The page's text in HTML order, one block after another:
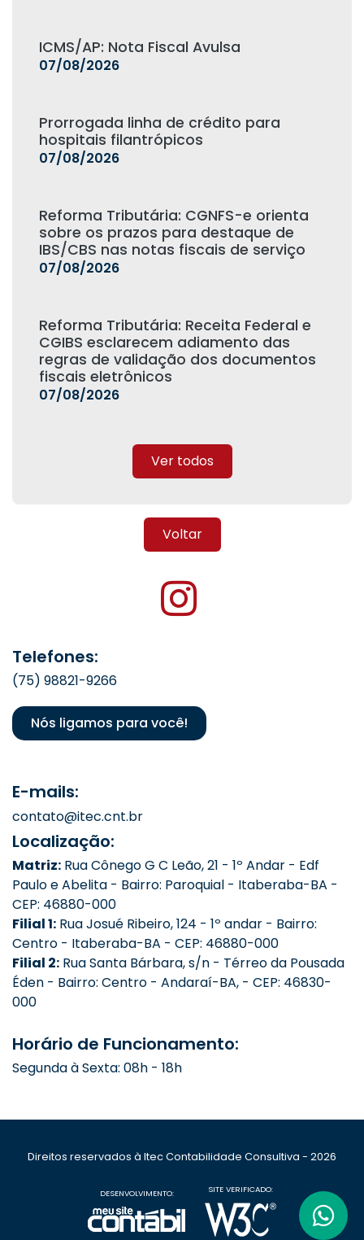
ICMS/AP: Nota Fiscal Avulsa
07/08/2026
Prorrogada linha de crédito para
hospitais filantrópicos
07/08/2026
Reforma Tributária: CGNFS-e orienta
sobre os prazos para destaque de
IBS/CBS nas notas fiscais de serviço
07/08/2026
Reforma Tributária: Receita Federal e
CGIBS esclarecem adiamento das
regras de validação dos documentos
fiscais eletrônicos
07/08/2026
Ver todos
Voltar
Telefones:
(75) 98821-9266
Nós ligamos para você!
E-mails:
contato@itec.cnt.br
Localização:
Matriz: Rua Cônego G C Leão, 21 - 1º Andar - Edf
Paulo e Abelita - Bairro: Paroquial - Itaberaba-BA -
CEP: 46880-000
Filial 1: Rua Josué Ribeiro, 124 - 1º andar - Bairro:
Centro - Itaberaba-BA - CEP: 46880-000
Filial 2: Rua Santa Bárbara, s/n - Térreo da Pousada
Éden - Bairro: Centro - Andaraí-BA, - CEP: 46830-
000
Horário de Funcionamento:
Segunda à Sexta: 08h - 18h
Direitos reservados à Itec Contabilidade Consultiva - 2026
DESENVOLVIMENTO: SITE VERIFICADO: